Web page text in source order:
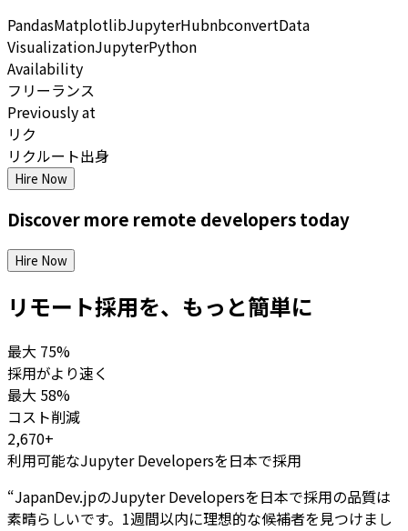
PandasMatplotlibJupyterHubnbconvertData
VisualizationJupyterPython
Availability
フリーランス
Previously at
リク
リクルート出身
Hire Now
Discover more remote developerstoday
Hire Now
リモート採用を、もっと簡単に
最大 75%
採用がより速く
最大 58%
コスト削減
2,670+
利用可能なJupyter Developersを日本で採用
“JapanDev.jpのJupyter Developersを日本で採用の品質は
素晴らしいです。1週間以内に理想的な候補者を見つけまし